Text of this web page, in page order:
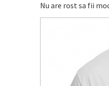
Nu are rost sa fii